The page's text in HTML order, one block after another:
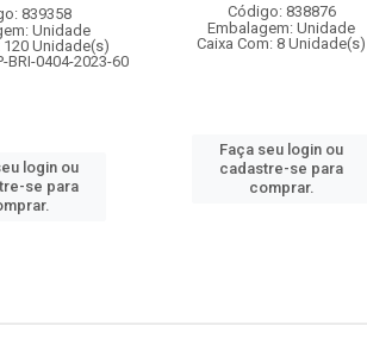
839358
Unidade
120 Unidade(s)
BRI-0404-2023-60
login ou
se para
Código: 838876
Embalagem: Unidade
Caixa Com: 8 Unidade(s)
Faça seu login ou
cadastre-se para
comprar.